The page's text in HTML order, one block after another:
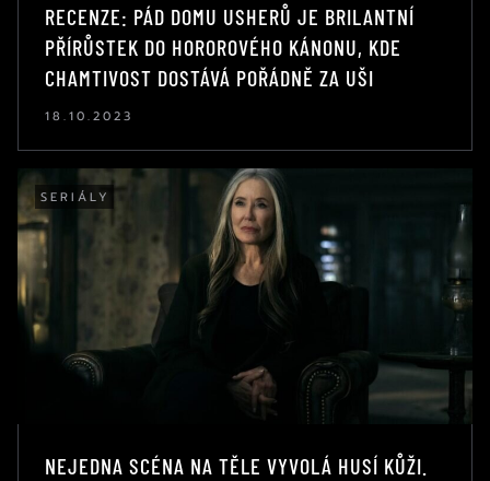
RECENZE: PÁD DOMU USHERŮ JE BRILANTNÍ
PŘÍRŮSTEK DO HOROROVÉHO KÁNONU, KDE
CHAMTIVOST DOSTÁVÁ POŘÁDNĚ ZA UŠI
18.10.2023
SERIÁLY
NEJEDNA SCÉNA NA TĚLE VYVOLÁ HUSÍ KŮŽI.